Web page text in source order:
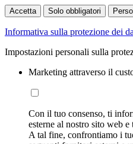
Accetta Solo obbligatori
Informativa sulla protezione dei
Impostazioni personali sulla
Marketing attraverso il
Con il tuo consenso, ti
esterne al nostro sito web
A tal fine, confrontiamo i